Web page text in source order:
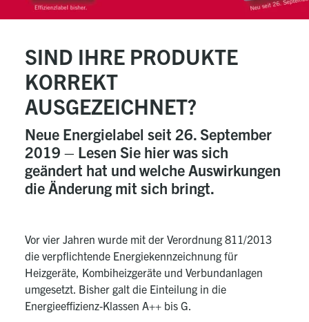
SIND IHRE PRODUKTE
KORREKT
AUSGEZEICHNET?
Neue Energielabel seit 26. September
2019 – Lesen Sie hier was sich
geändert hat und welche Auswirkungen
die Änderung mit sich bringt.
Vor vier Jahren wurde mit der Verordnung 811/2013
die verpflichtende Energiekennzeichnung für
Heizgeräte, Kombiheizgeräte und Verbundanlagen
umgesetzt. Bisher galt die Einteilung in die
Energieeffizienz-Klassen A++ bis G.